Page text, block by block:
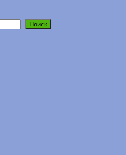
Поиск